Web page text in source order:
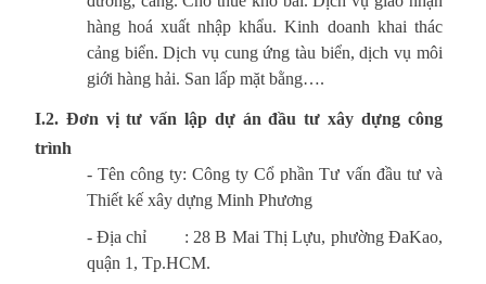
hàng hoá xuất nhập khẩu. Kinh doanh khai thác
cảng biển. Dịch vụ cung ứng tàu biển, dịch vụ môi
giới hàng hải. San lấp mặt bằng….
I.2. Đơn vị tư vấn lập dự án đầu tư xây dựng công
trình
- Tên công ty: Công ty Cổ phần Tư vấn đầu tư và
Thiết kế xây dựng Minh Phương
- Địa chỉ : 28 B Mai Thị Lựu, phường ĐaKao,
quận 1, Tp.HCM.